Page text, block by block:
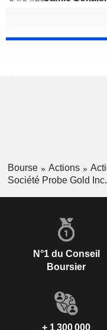
Bourse Actions
Société Probe Gold Inc.
N°1 du Conseil
Boursier
+ 1 300 000